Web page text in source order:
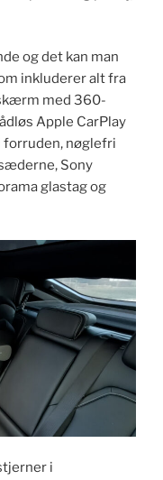
og det kan man
inkluderer alt fra
med 360-
Apple CarPlay
forruden, nøglefri
Sony
glastag og
i